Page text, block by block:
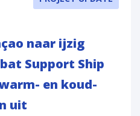
naar ijzig
Support Ship
en koud-
uit